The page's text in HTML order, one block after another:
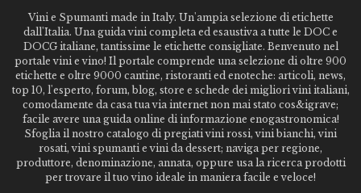
Vini e Spumanti made in Italy. Un'ampia selezione di etichette
dall'Italia. Una guida vini completa ed esaustiva a tutte le DOC e
DOCG italiane, tantissime le etichette consigliate. Benvenuto nel
portale vini e vino! Il portale comprende una selezione di oltre 900
etichette e oltre 9000 cantine, ristoranti ed enoteche: articoli, news,
top 10, l'esperto, forum, blog, store e schede dei migliori vini italiani,
comodamente da casa tua via internet non mai stato cos&igrave;
facile avere una guida online di informazione enogastronomica!
Sfoglia il nostro catalogo di pregiati vini rossi, vini bianchi, vini
rosati, vini spumanti e vini da dessert; naviga per regione,
produttore, denominazione, annata, oppure usa la ricerca prodotti
per trovare il tuo vino ideale in maniera facile e veloce!